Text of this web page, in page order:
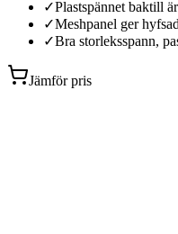
✓Plastspännet baktill
✓Meshpanel ger
✓Bra storleksspann,
Jämför pris